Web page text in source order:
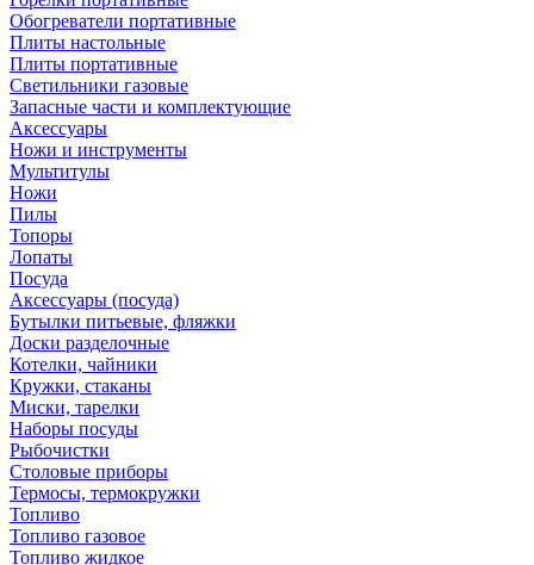
Обогреватели портативные
Плиты настольные
Плиты портативные
Светильники газовые
Запасные части и комплектующие
Аксессуары
Ножи и инструменты
Мультитулы
Ножи
Пилы
Топоры
Лопаты
Посуда
Аксессуары (посуда)
Бутылки питьевые, фляжки
Доски разделочные
Котелки, чайники
Кружки, стаканы
Миски, тарелки
Наборы посуды
Рыбочистки
Столовые приборы
Термосы, термокружки
Топливо
Топливо газовое
Топливо жидкое